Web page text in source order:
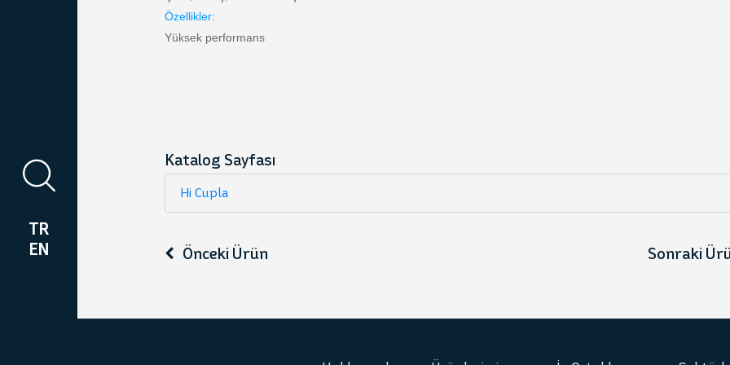
TR
EN
Özellikler:
Yüksek performans
Katalog Sayfası
Hi Cupla
Önceki Ürün
Sonraki